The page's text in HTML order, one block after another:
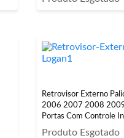
Retrovisor Externo
2006 2007 2008
Portas Com Controle
Produto Esgotado